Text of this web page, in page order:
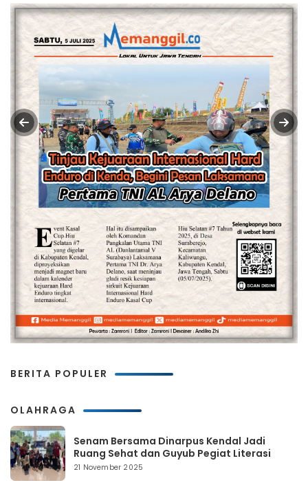
BERITA POPULER
OLAHRAGA
Senam Bersama Dinarpus Kendal Jadi
Ruang Sehat dan Guyub Pegiat Literasi
21 November 2025